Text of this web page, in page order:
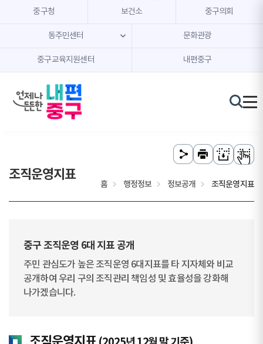
본문 내용 바로가기
주메뉴 바로가기
중구청 보건소 중구의회
동주민센터 문화관광
중구교육지원센터 내편중구
조직운영지표
홈 행정정보 정보공개 조직운영지표
중구 조직운영 6대 지표 공개
주민 관심도가 높은 조직운영 6대지표를 타 지자체와 비교
공개하여 우리 구의 조직관리 책임성 및 효율성을 강화해
나가겠습니다.